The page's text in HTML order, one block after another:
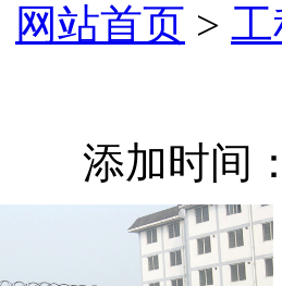
网站首页 >
添加时间